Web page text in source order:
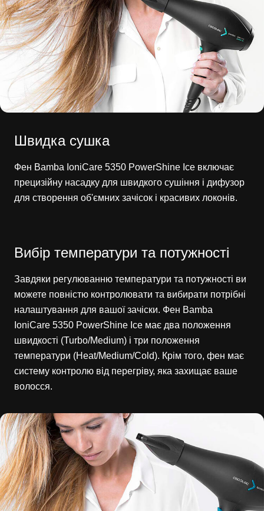
Швидка сушка
Фен Bamba IoniCare 5350 PowerShine Ice включає
прецизійну насадку для швидкого сушіння і дифузор
для створення об'ємних зачісок і красивих локонів.
Вибір температури та потужності
Завдяки регулюванню температури та потужності ви
можете повністю контролювати та вибирати потрібні
налаштування для вашої зачіски. Фен Bamba
IoniCare 5350 PowerShine Ice має два положення
швидкості (Turbo/Medium) і три положення
температури (Heat/Medium/Cold). Крім того, фен має
систему контролю від перегріву, яка захищає ваше
волосся.